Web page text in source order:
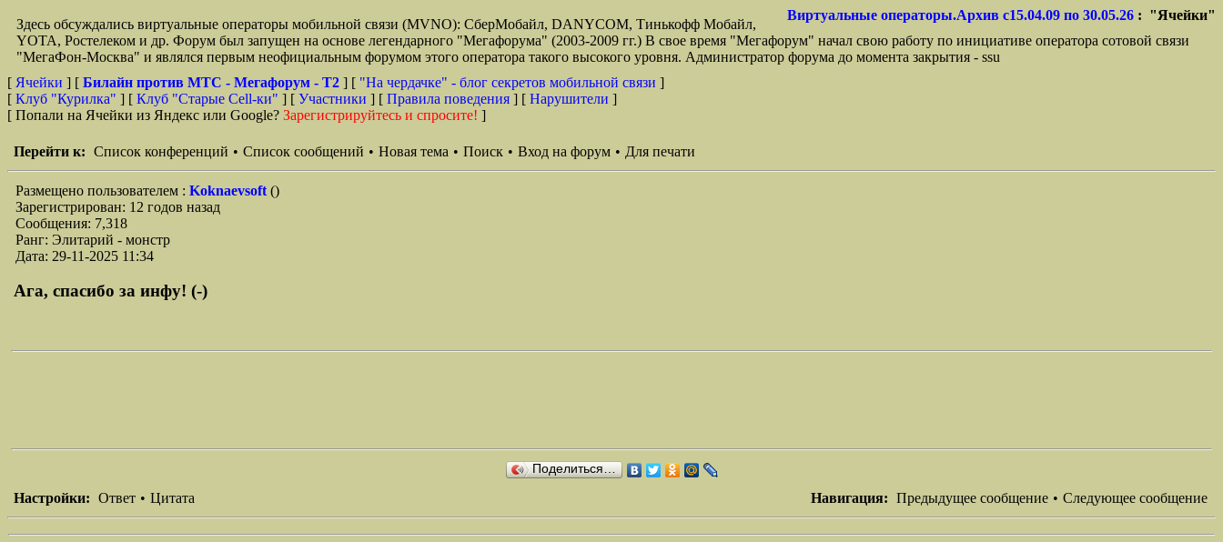
Виртуальные операторы.Архив с15.04.09 по 30.05.26 : "Ячейки"
Здесь обсуждались виртуальные операторы мобильной связи (MVNO): СберМобайл, DANYCOM, Тинькофф Мобайл,
YOTA, Ростелеком и др. Форум был запущен на основе легендарного "Мегафорума" (2003-2009 гг.) В свое время "Мегафорум" начал свою работу по инициативе оператора сотовой связи
"МегаФон-Москва" и являлся первым неофициальным форумом этого оператора такого высокого уровня. Администратор форума до момента закрытия - ssu
[ Ячейки ] [ Билайн против МТС - Мегафорум - T2 ] [ "На чердачке" - блог секретов мобильной связи ]
[ Клуб "Курилка" ] [ Клуб "Старые Сell-ки" ] [ Участники ] [ Правила поведения ] [ Нарушители ]
[ Попали на Ячейки из Яндекс или Google? Зарегистрируйтесь и спросите! ]
Перейти к: Список конференций • Список сообщений • Новая тема • Поиск • Вход на форум • Для печати
Размещено пользователем : Koknaevsoft ()
Зарегистрирован: 12 годов назад
Сообщения: 7,318
Ранг: Элитарий - монстр
Дата: 29-11-2025 11:34
Ага, спасибо за инфу! (-)
Поделиться…
Навигация: Предыдущее сообщение • Следующее сообщение
Настройки: Ответ • Цитата